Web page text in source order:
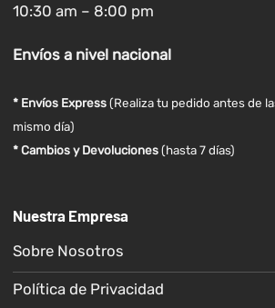
10:30 am – 8:00 pm
Envíosa nivel nacional
* Envíos Express(Realiza tu pedido antes de
mismo día)
* Cambios y Devoluciones (hasta 7 días)
Nuestra Empresa
Sobre Nosotros
Política de Privacidad